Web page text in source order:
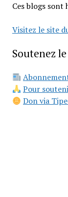
Ces blogs sont
Visitez le site
Soutenez
Pour
Don via